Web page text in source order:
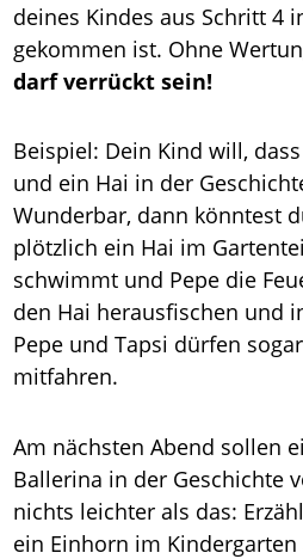
deines Kindes aus Schritt 4
gekommen ist. Ohne
darf verrückt sein!
Beispiel: Dein Kind will,
und ein Hai in der
Wunderbar, dann könntest
plötzlich ein Hai im
schwimmt und Pepe die
den Hai herausfischen und
Pepe und Tapsi dürfen
mitfahren.
Am nächsten Abend sollen
Ballerina in der Geschichte
nichts leichter als das:
ein Einhorn im